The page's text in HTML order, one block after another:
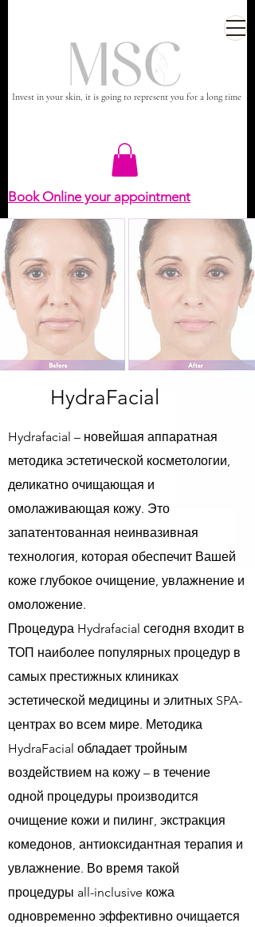
Invest in your skin, it is going to represent you for a long time
Book Online your appointment
HydraFacial
Hydrafacial – новейшая аппаратная
методика эстетической косметологии,
деликатно очищающая и
омолаживающая кожу. Это
запатентованная неинвазивная
технология, которая обеспечит Вашей
коже глубокое очищение, увлажнение и
омоложение.
Процедура Hydrafacial сегодня входит в
ТОП наиболее популярных процедур в
самых престижных клиниках
эстетической медицины и элитных SPA-
центрах во всем мире. Методика
HydraFacial обладает тройным
воздействием на кожу – в течение
одной процедуры производится
очищение кожи и пилинг, экстракция
комедонов, антиоксидантная терапия и
увлажнение. Во время такой
процедуры all-inclusive кожа
одновременно эффективно очищается